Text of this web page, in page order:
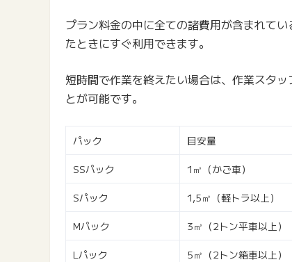
プラン料金の中に全ての諸費用が含まれて
たときにすぐ利用できます。
短時間で作業を終えたい場合は、作業スタ
とが可能です。
パック 目安量
SSパック 1㎥（かご車）
Sパック 1,5㎡（軽トラ以上）
Mパック 3㎥（2トン平車以上）
Lパック 5㎡（2トン箱車以上）